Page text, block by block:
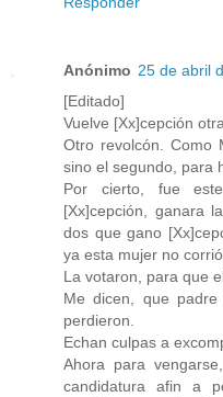
Anónimo 25 de abril
[Editado]
Vuelve [Xx]cepción
Otro revolcón. Como
sino el segundo, para
Por cierto, fue
[Xx]cepción, ganara
dos que gano
ya esta mujer no
La votaron, para que
Me dicen, que
perdieron.
Echan culpas a
Ahora para
candidatura afin a